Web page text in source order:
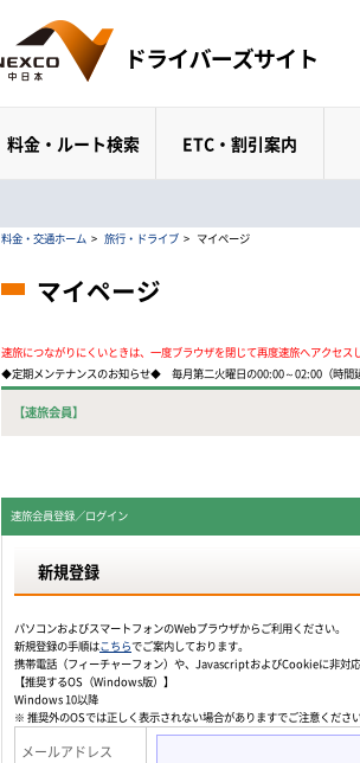
料金・ルート検索 ETC・割引案内
料金・交通ホーム > 旅行・ドライブ > マイページ
マイページ
速旅につながりにくいときは、一度ブラウザを閉じて再度速旅へアクセス
◆定期メンテナンスのお知らせ◆ 毎月第二火曜日の00:00～02:00（時
【速旅会員】
速旅会員登録／ログイン
新規登録
パソコンおよびスマートフォンのWebプラウザからご利用ください。
新規登録の手順はこちらでご案内しております。
携帯電話（フィーチャーフォン）や、JavascriptおよびCookieに非対応
【推奨するOS（Windows版）】
Windows 10以降
※ 推奨外のOSでは正しく表示されない場合がありますでご注意ください
メールアドレス